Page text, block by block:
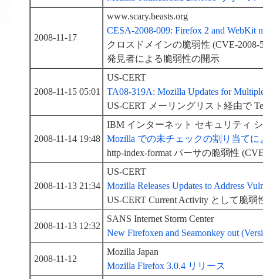
2008-11-17
www.scary.beasts.org
CESA-2008-009: Firefox 2 and WebKit
クロスドメインの脆弱性 (CVE-2008-
発見者による脆弱性の開示
2008-11-15 05:01
US-CERT
TA08-319A: Mozilla Updates for
US-CERT メーリングリスト経由で
2008-11-14 19:48
IBM インターネット セキュリティ
Mozilla での未チェックの割り当て
http-index-format パーサの脆弱性
2008-11-13 21:34
US-CERT
Mozilla Releases Updates to Address
US-CERT Current Activity として脆弱
2008-11-13 12:32
SANS Internet Storm Center
New Firefoxen and Seamonkey out
2008-11-12
Mozilla Japan
Mozilla Firefox 3.0.4 リリース